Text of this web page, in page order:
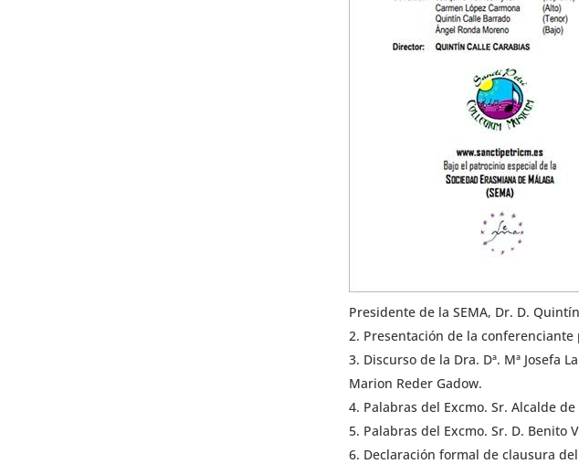
Presidente de la SEMA, Dr. D.
Presentación de la conferenciante
Discurso de la Dra. Dª. Mª Josefa
Marion Reder Gadow.
Palabras del Excmo. Sr. Alcalde
Palabras del Excmo. Sr. D. Benito
Declaración formal de clausura